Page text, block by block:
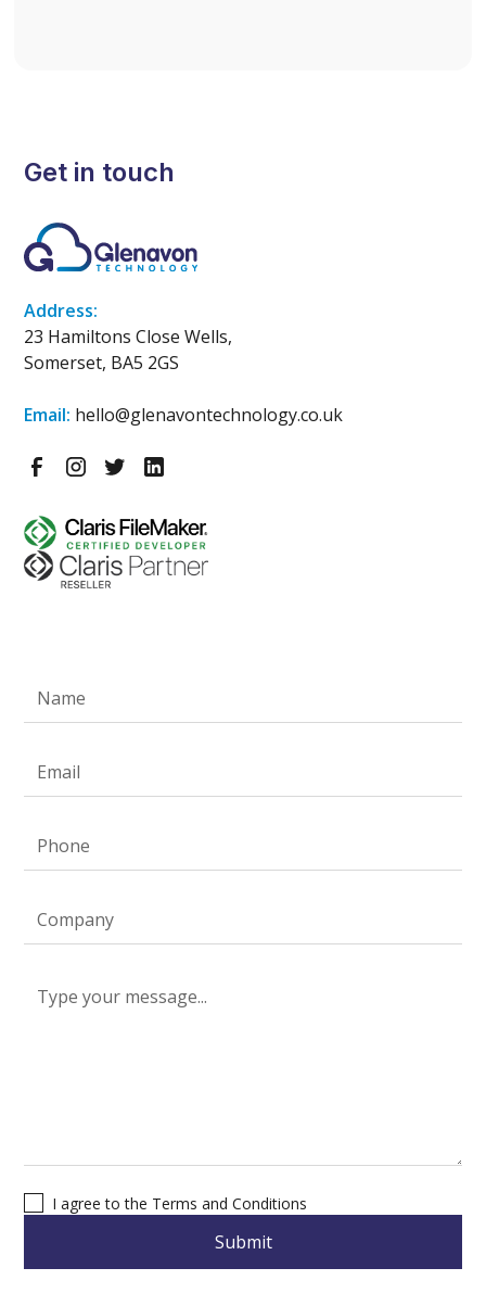
Get in touch
Address:
23 Hamiltons Close Wells,
Somerset, BA5 2GS
Email: hello@glenavontechnology.co.uk
I agree to the Terms and Conditions